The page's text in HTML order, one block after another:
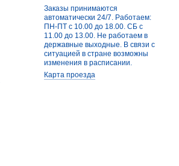
Заказы принимаются
автоматически 24/7. Работаем:
ПН-ПТ с 10.00 до 18.00. СБ с
11.00 до 13.00. Не работаем в
державные выходные. В связи с
ситуацией в стране возможны
изменения в расписании.
Карта проезда